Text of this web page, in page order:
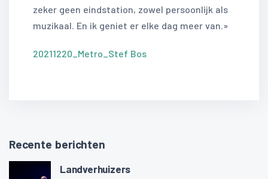
zeker geen eindstation, zowel persoonlijk als
muzikaal. En ik geniet er elke dag meer van.»
20211220_Metro_Stef Bos
Recente berichten
Landverhuizers